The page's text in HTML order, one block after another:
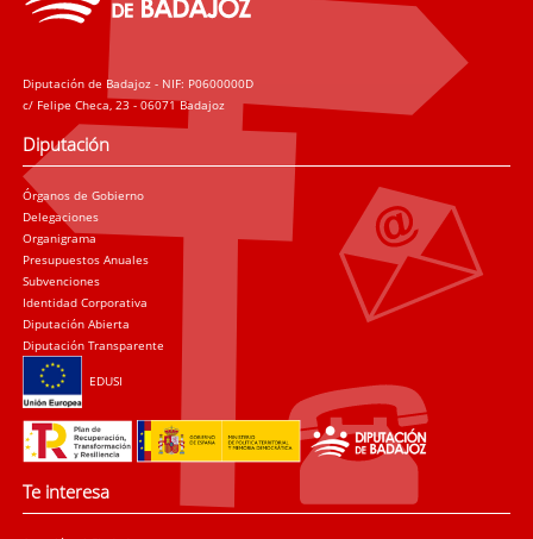
Diputación de Badajoz - NIF: P0600000D
c/ Felipe Checa, 23 - 06071 Badajoz
Diputación
Órganos de Gobierno
Delegaciones
Organigrama
Presupuestos Anuales
Subvenciones
Identidad Corporativa
Diputación Abierta
Diputación Transparente
EDUSI
Te interesa